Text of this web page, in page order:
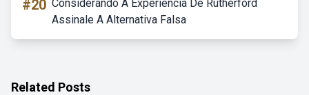
#20 Considerando A Experiência De Rutherford
Assinale A Alternativa Falsa
Related Posts